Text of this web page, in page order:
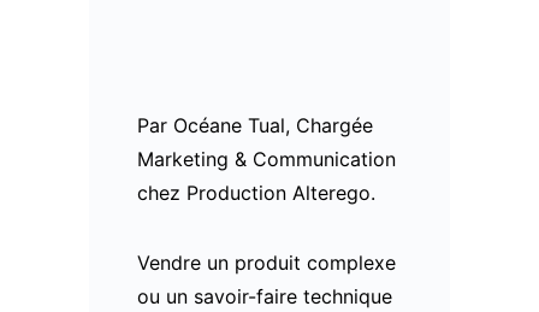
Par Océane Tual, Chargée
Marketing & Communication
chez Production Alterego.
Vendre un produit complexe
ou un savoir-faire technique